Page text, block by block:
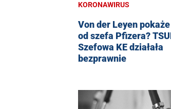
KORONAWIRUS
Von der Leyen
od szefa Pfizera?
Szefowa KE działała
bezprawnie